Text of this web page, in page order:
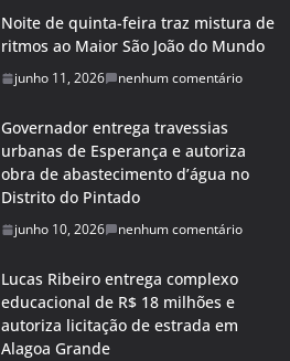
Noite de quinta-feira traz mistura de
ritmos ao Maior São João do Mundo
junho 11, 2026 nenhum comentário
Governador entrega travessias
urbanas de Esperança e autoriza
obra de abastecimento d’água no
Distrito do Pintado
junho 10, 2026 nenhum comentário
Lucas Ribeiro entrega complexo
educacional de R$ 18 milhões e
autoriza licitação de estrada em
Alagoa Grande